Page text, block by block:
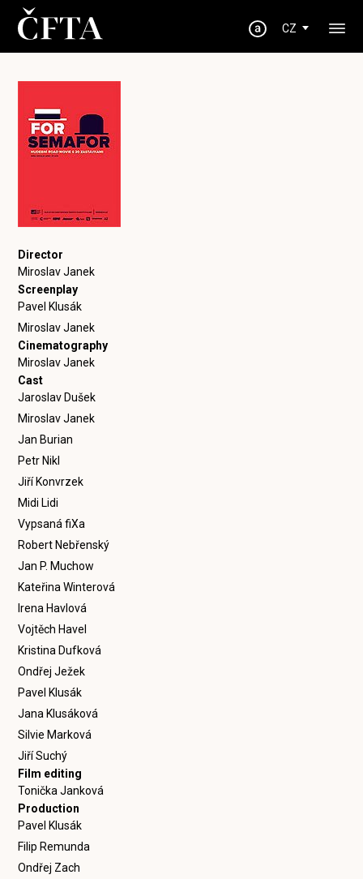
CZ
Director
Miroslav Janek
Screenplay
Pavel Klusák
Miroslav Janek
Cinematography
Miroslav Janek
Cast
Jaroslav Dušek
Miroslav Janek
Jan Burian
Petr Nikl
Jiří Konvrzek
Midi Lidi
Vypsaná fiXa
Robert Nebřenský
Jan P. Muchow
Kateřina Winterová
Irena Havlová
Vojtěch Havel
Kristina Dufková
Ondřej Ježek
Pavel Klusák
Jana Klusáková
Silvie Marková
Jiří Suchý
Film editing
Tonička Janková
Production
Pavel Klusák
Filip Remunda
Ondřej Zach